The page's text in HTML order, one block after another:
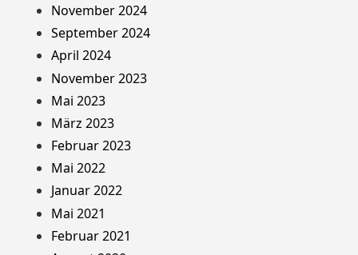
November 2024
September 2024
April 2024
November 2023
Mai 2023
März 2023
Februar 2023
Mai 2022
Januar 2022
Mai 2021
Februar 2021